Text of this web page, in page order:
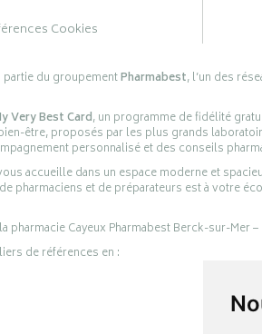
Cookies
du groupementPharmabest, l’un des
Very Best Card, un programme de fidélité
être, proposés par les plus grands
personnalisé et des conseils
accueille dans un espace moderne et
pharmaciens et de préparateurs est à votre
Cayeux Pharmabest Berck-sur-Mer
de références en :